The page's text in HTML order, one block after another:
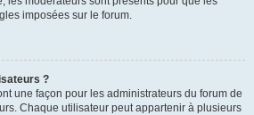
imposées sur le forum.
?
une façon pour les administrateurs du forum de
Chaque utilisateur peut appartenir à plusieurs